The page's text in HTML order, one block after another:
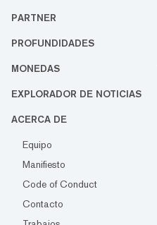
PARTNER
PROFUNDIDADES
MONEDAS
EXPLORADOR DE NOTICIAS
ACERCA DE
Equipo
Manifiesto
Code of Conduct
Contacto